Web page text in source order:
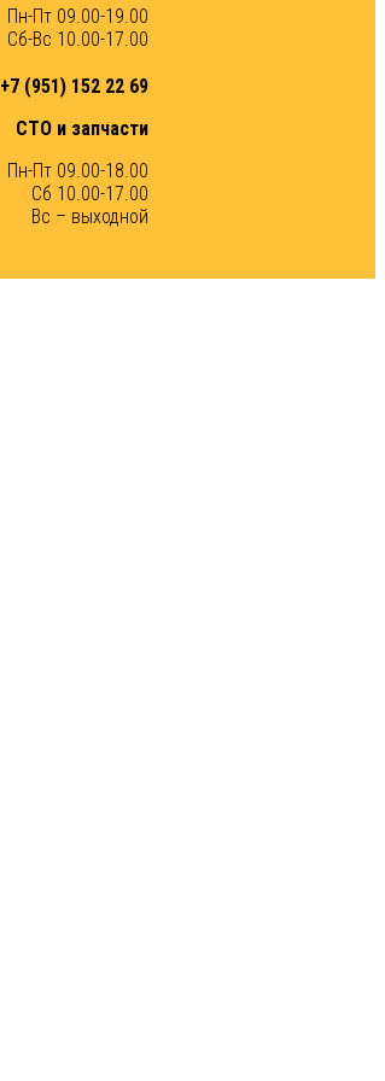
Пн-Пт 09.00-19.00
Сб-Вс 10.00-17.00
+7 (951) 152 22 69
СТО и запчасти
Пн-Пт 09.00-18.00
Сб 10.00-17.00
Вс – выходной